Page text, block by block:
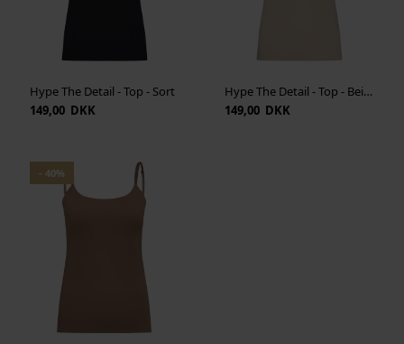
Hype The Detail - Top - Sort
149,00 DKK
Hype The Detail - Top - Beige
149,00 DKK
- 40%